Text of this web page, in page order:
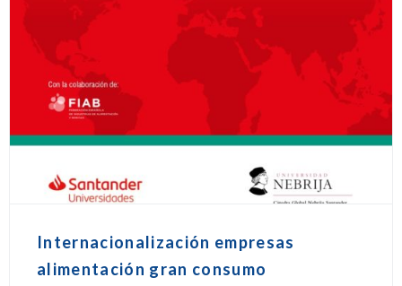
Internacionalización empresas
alimentación gran consumo